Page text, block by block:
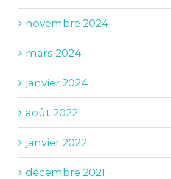
novembre 2024
mars 2024
janvier 2024
août 2022
janvier 2022
décembre 2021